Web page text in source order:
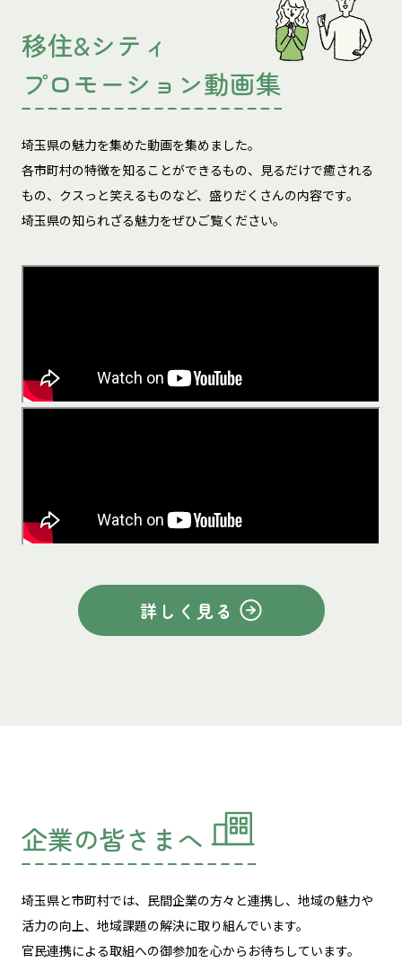
移住&シティ
プロモーション動画集
埼玉県の魅力を集めた動画を集めました。
各市町村の特徴を知ることができるもの、見るだけで癒される
もの、 クスっと笑えるものなど、盛りだくさんの内容です。
埼玉県の知られざる魅力をぜひご覧ください。
詳しく見る
企業の皆さまへ
埼玉県と市町村では、民間企業の方々と連携し、 地域の魅力や
活力の向上、地域課題の解決に取り組んでいます。
官民連携による取組への御参加を心からお待ちしています。